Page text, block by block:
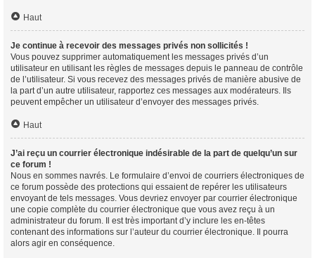
Haut
Je continue à recevoir des messages privés non sollicités !
Vous pouvez supprimer automatiquement les messages privés d’un
utilisateur en utilisant les règles de messages depuis le panneau de contrôle
de l’utilisateur. Si vous recevez des messages privés de manière abusive de
la part d’un autre utilisateur, rapportez ces messages aux modérateurs. Ils
peuvent empêcher un utilisateur d’envoyer des messages privés.
Haut
J’ai reçu un courrier électronique indésirable de la part de quelqu’un sur
ce forum !
Nous en sommes navrés. Le formulaire d’envoi de courriers électroniques de
ce forum possède des protections qui essaient de repérer les utilisateurs
envoyant de tels messages. Vous devriez envoyer par courrier électronique
une copie complète du courrier électronique que vous avez reçu à un
administrateur du forum. Il est très important d’y inclure les en-têtes
contenant des informations sur l’auteur du courrier électronique. Il pourra
alors agir en conséquence.